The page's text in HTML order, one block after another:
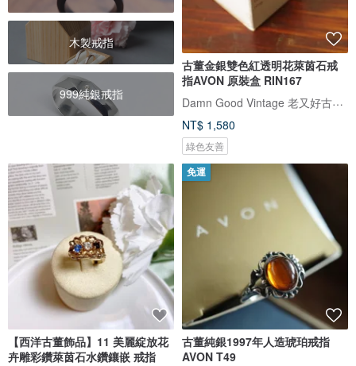
木製戒指
999純銀戒指
古董金銀雙色紅透明花萊茵石戒
指AVON 原裝盒 RIN167
Damn Good Vintage 老又好古董珠寶
NT$ 1,580
綠色友善
【西洋古董飾品】11 美麗綻放花
卉雕彩鑽萊茵石水鑽鑲嵌 戒指
免運
古董純銀1997年人造琥珀戒指
AVON T49